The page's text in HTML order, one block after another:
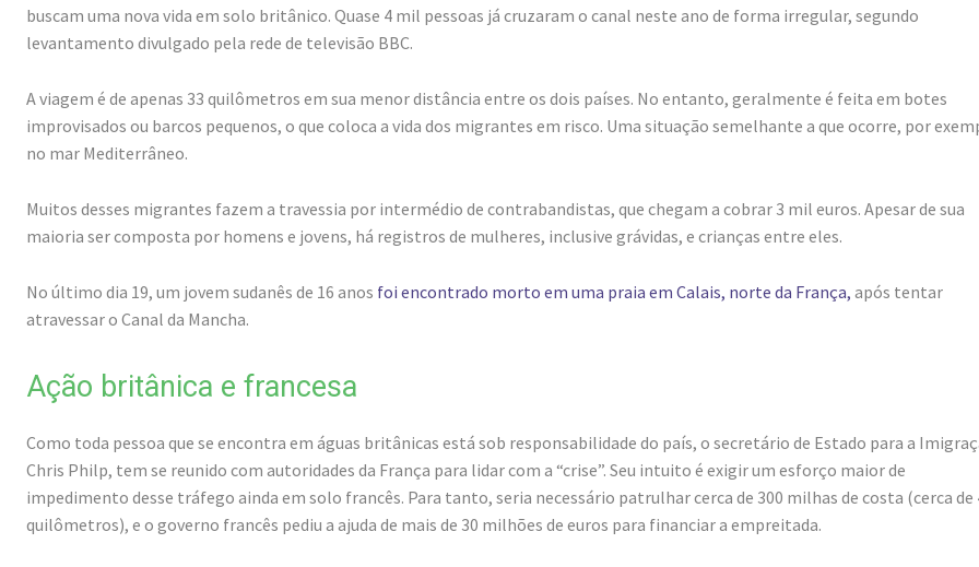
buscam uma nova vida em solo britânico. Quase 4 mil pessoas já cruzaram o canal neste ano de forma irregular, segundo
levantamento divulgado pela rede de televisão BBC.
A viagem é de apenas 33 quilômetros em sua menor distância entre os dois países. No entanto, geralmente é feita em botes
improvisados ou barcos pequenos, o que coloca a vida dos migrantes em risco. Uma situação semelhante a que ocorre, por
no mar Mediterrâneo.
Muitos desses migrantes fazem a travessia por intermédio de contrabandistas, que chegam a cobrar 3 mil euros. Apesar de sua
maioria ser composta por homens e jovens, há registros de mulheres, inclusive grávidas, e crianças entre eles.
No último dia 19, um jovem sudanês de 16 anos foi encontrado morto em uma praia em Calais, norte da França, após tentar
atravessar o Canal da Mancha.
Ação britânica e francesa
Como toda pessoa que se encontra em águas britânicas está sob responsabilidade do país, o secretário de Estado para a
Chris Philp, tem se reunido com autoridades da França para lidar com a “crise”. Seu intuito é exigir um esforço maior de
impedimento desse tráfego ainda em solo francês. Para tanto, seria necessário patrulhar cerca de 300 milhas de costa (cerca de
quilômetros), e o governo francês pediu a ajuda de mais de 30 milhões de euros para financiar a empreitada.